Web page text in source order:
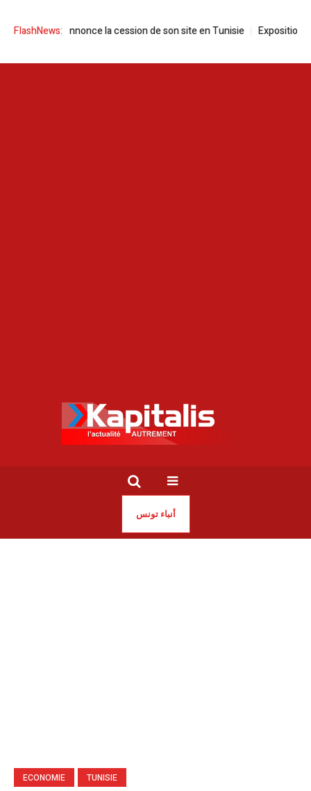
FlashNews:
Cicor annonce la cession de son site en Tunisie Exposition à Tunis
أنباء تونس
ECONOMIE TUNISIE